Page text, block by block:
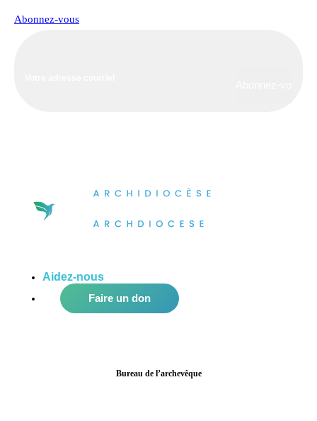
Abonnez-vous
Aidez-nous
Faire un don
Bureau de l’archevêque